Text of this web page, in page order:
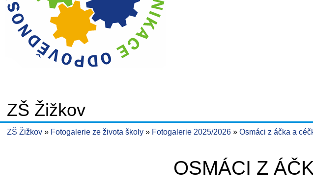
ZŠ Žižkov
ZŠ Žižkov Fotogalerie ze života školy Fotogalerie 2025/2026 Osmáci z áčka a
OSMÁCI Z